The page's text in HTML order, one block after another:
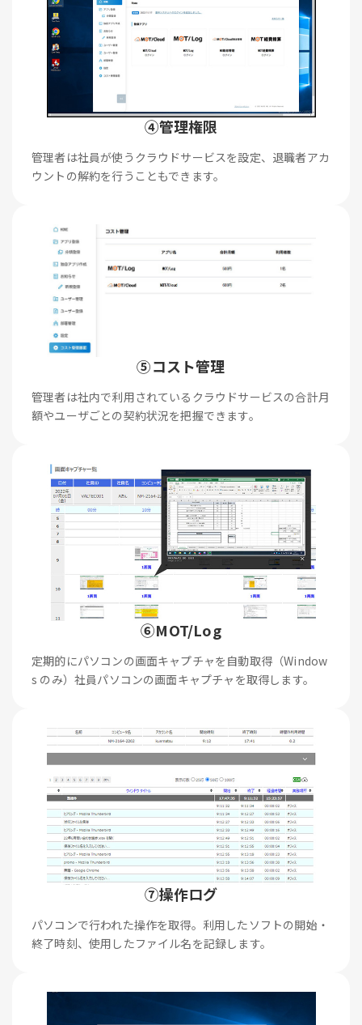
④管理権限
管理者は社員が使うクラウドサービスを設定、退職者アカ
ウントの解約を行うこともできます。
⑤コスト管理
管理者は社内で利用されているクラウドサービスの合計月
額やユーザごとの契約状況を把握できます。
⑥MOT/Log
定期的にパソコンの画面キャプチャを自動取得（Window
s のみ）社員パソコンの画面キャプチャを取得します。
⑦操作ログ
パソコンで行われた操作を取得。利用したソフトの開始・
終了時刻、使用したファイル名を記録します。